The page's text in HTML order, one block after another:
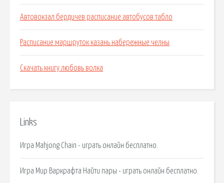
Автовокзал бердичев расписание автобусов табло
Расписание маршруток казань набережные челны
Скачать книгу любовь волка
Links
Игра Mahjong Chain - играть онлайн бесплатно.
Игра Мир Варкрафта Найти пары - играть онлайн бесплатно.